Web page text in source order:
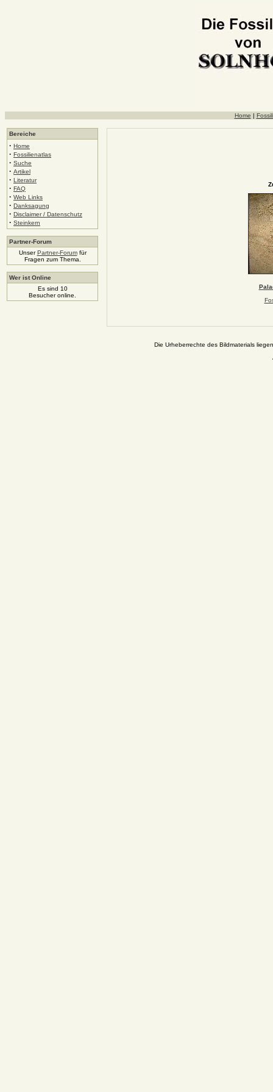
Home |
Bereiche
· Home
· Fossilienatlas
· Suche
· Artikel
· Literatur
· FAQ
· Web Links
· Danksagung
· Disclaimer / Datenschutz
· Steinkern
Partner-Forum
UnserPartner-Forumfür
Fragen zum Thema.
Wer ist Online
Es sind 10
Besucher online.
Die Urheberrechte des Bildmaterials